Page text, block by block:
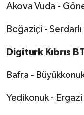
Akova Vuda -
Boğaziçi -
Digiturk Kıbrıs
Bafra -
Yedikonuk - Ergazi